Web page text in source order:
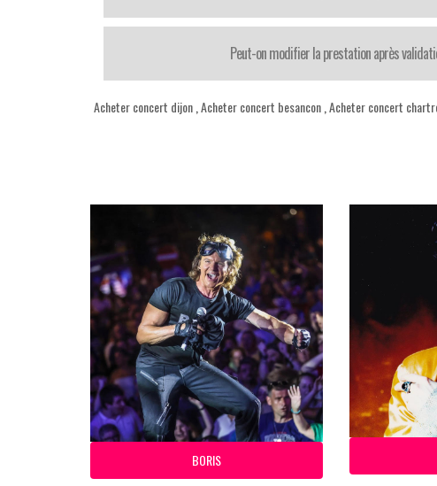
Peut-on modifier la prestation après
Acheter concert dijon Acheter concert besancon Acheter concert
BORIS